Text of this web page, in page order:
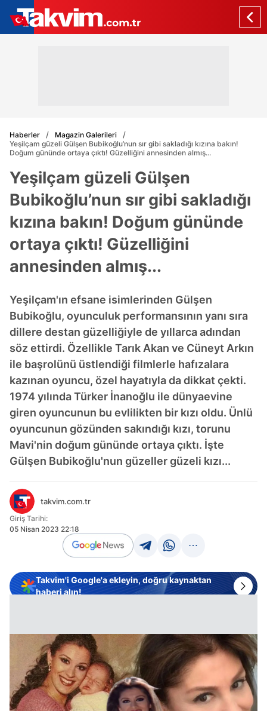
Haberler
Magazin Galerileri
Yeşilçam güzeli Gülşen Bubikoğlu’nun sır gibi sakladığı kızına bakın!
Doğum gününde ortaya çıktı! Güzelliğini annesinden almış...
Yeşilçam güzeli Gülşen
Bubikoğlu’nun sır gibi sakladığı
kızına bakın! Doğum gününde
ortaya çıktı! Güzelliğini
annesinden almış...
Yeşilçam'ın efsane isimlerinden Gülşen
Bubikoğlu, oyunculuk performansının yanı sıra
dillere destan güzelliğiyle de yıllarca adından
söz ettirdi. Özellikle Tarık Akan ve Cüneyt Arkın
ile başrolünü üstlendiği filmlerle hafızalara
kazınan oyuncu, özel hayatıyla da dikkat çekti.
1974 yılında Türker İnanoğlu ile dünyaevine
giren oyuncunun bu evlilikten bir kızı oldu. Ünlü
oyuncunun gözünden sakındığı kızı, torunu
Mavi'nin doğum gününde ortaya çıktı. İşte
Gülşen Bubikoğlu'nun güzeller güzeli kızı...
takvim.com.tr
Giriş Tarihi:
05 Nisan 2023 22:18
Takvim'i Google'a ekleyin, doğru kaynaktan
haberi alın!